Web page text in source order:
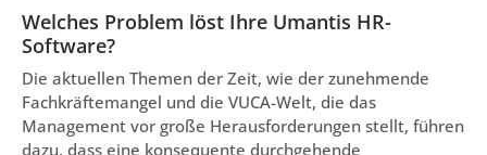
Welches Problem löst Ihre Umantis HR-
Software?
Die aktuellen Themen der Zeit, wie der zunehmende
Fachkräftemangel und die VUCA-Welt, die das
Management vor große Herausforderungen stellt, führen
dazu, dass eine konsequente durchgehende